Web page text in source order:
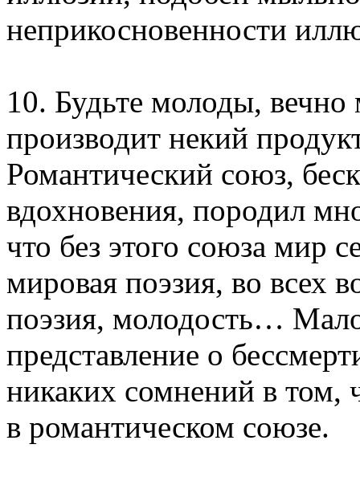
неприкосновенности
10. Будьте молоды,
производит некий
Романтический союз,
вдохновения, породил
что без этого союза мир
мировая поэзия, во всех
поэзия, молодость…
представление о
никаких сомнений в том,
в романтическом союзе.